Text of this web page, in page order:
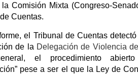
la Comisión Mixta (Congreso-
Cuentas.
el Tribunal de Cuentas
de la Delegación de Violencia
el procedimiento
pese a ser el que la Ley de